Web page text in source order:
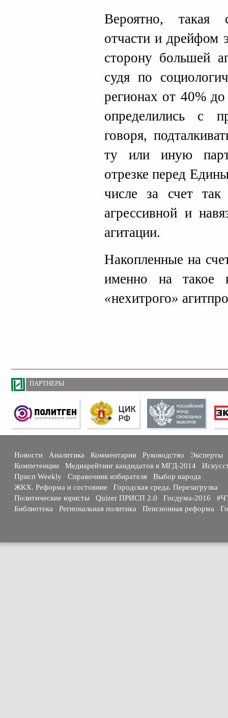
Вероятно, такая
отчасти и дрейфом
сторону большей
судя по
регионах от 40%
определились с
говоря,
ту или иную
отрезке перед
числе за счет так
агрессивной и
агитации.
Накопленные на
именно на такое
«нехитрого»
ПАРТНЕРЫ
Новости Аналитика Комментарии Руководство
Эксперты
Компетенции
Медиарейтинг кандидатов в МГД-2014
Присп Weekly
Справочник избирателя
Выбор народа
ЖКХ. Реформа и состояние
Городская среда. Перезагрузка
Политические юристы
Quizer ПРИСП 2.0 Госдума-2016
Библиотека
Региональная политика Пенсионная реформа